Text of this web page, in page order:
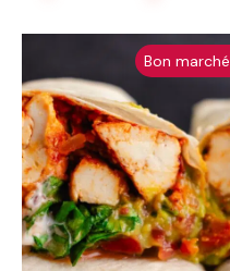
Bon marché